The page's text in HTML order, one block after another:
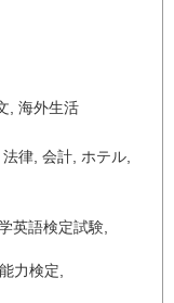
海外生活
法律 会計 ホテル
英語検定試験
力検定